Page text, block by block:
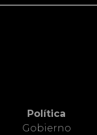
Política
Gobierno